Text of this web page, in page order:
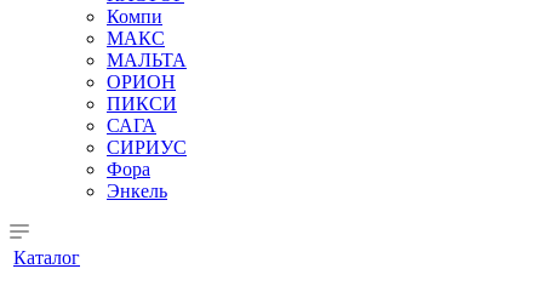
Компи
МАКС
МАЛЬТА
ОРИОН
ПИКСИ
САГА
СИРИУС
Фора
Энкель
Каталог